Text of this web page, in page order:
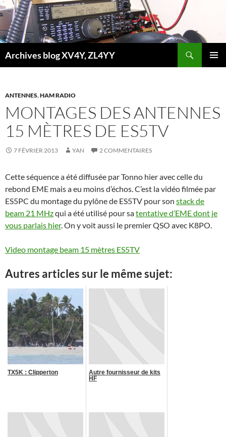
Aller
au
contenu
Archives blog XV4Y, ZL4YY
ANTENNES,HAM RADIO
MONTAGES DES ANTENNES
15 MÈTRES DE ES5TV
7 FÉVRIER 2013 YAN 2 COMMENTAIRES
Cette séquence a été diffusée par Tonno hier avec celle du
rebond EME mais a eu moins d’échos. C’est la vidéo filmée par
ES5PC du montage du pylône de ES5TV pour son stack de
beam 21 MHzqui a été utilisé pour satentative d’EME dont je
vous parlais hier. On y voit aussi le premier QSO avec K8PO.
Video montage beam 15 mètres ES5TV
Autres articles sur le même sujet:
TX5K : Clipperton
Autre fournisseur de kits
HF